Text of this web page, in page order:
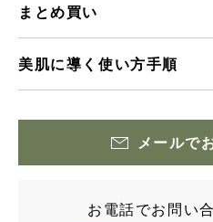
まとめ買い
美肌に導く使い方手順
メールで
お電話でお問い